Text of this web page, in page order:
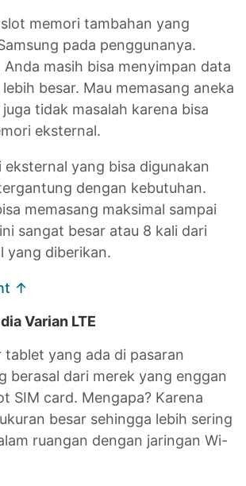
memori tambahan yang
pada penggunanya.
masih bisa menyimpan data
besar. Mau memasang aneka
tidak masalah karena bisa
eksternal.
eksternal yang bisa digunakan
dengan kebutuhan.
memasang maksimal sampai
sangat besar atau 8 kali dari
yang diberikan.
↑
Varian LTE
tablet yang ada di pasaran
berasal dari merek yang enggan
SIM card. Mengapa? Karena
besar sehingga lebih sering
ruangan dengan jaringan Wi-